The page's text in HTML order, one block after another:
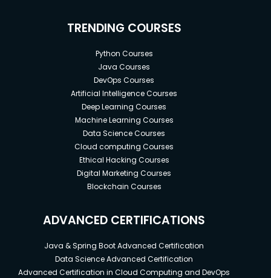
TRENDING COURSES
Python Courses
Java Courses
DevOps Courses
Artificial Intelligence Courses
Deep Learning Courses
Machine Learning Courses
Data Science Courses
Cloud computing Courses
Ethical Hacking Courses
Digital Marketing Courses
Blockchain Courses
ADVANCED CERTIFICATIONS
Java & Spring Boot Advanced Certification
Data Science Advanced Certification
Advanced Certification in Cloud Computing and DevOps